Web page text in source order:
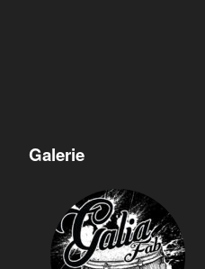
Galerie